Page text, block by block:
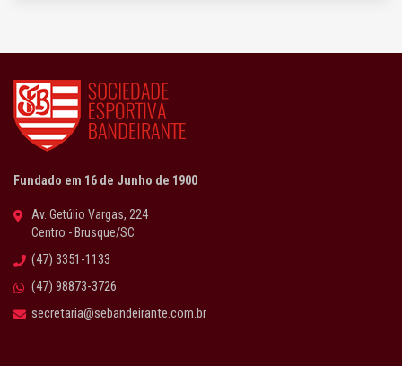
Fundado em 16 de Junho de 1900
Av. Getúlio Vargas, 224
Centro - Brusque/SC
(47) 3351-1133
(47) 98873-3726
secretaria@sebandeirante.com.br